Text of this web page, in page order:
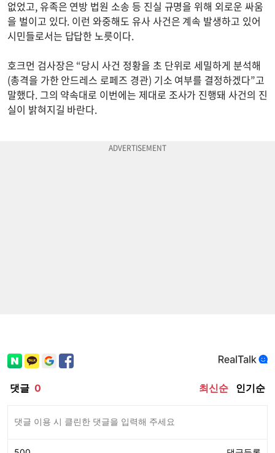
없었고, 유족은 연방 법원 소송 등 진실 규명을 위해 외로운 싸움
을 벌이고 있다. 이런 와중해도 유사 사건은 계속 발생하고 있어
시민들로서는 답답한 노릇이다.
호크먼 검사장은 “당시 사건 정황을 초 단위로 세밀하게 분석해
(총격을 가한 안드레스 로페즈 경관) 기소 여부를 결정하겠다”고
말했다. 그의 약속대로 이번에는 제대로 조사가 진행돼 사건의 진
실이 밝혀지길 바란다.